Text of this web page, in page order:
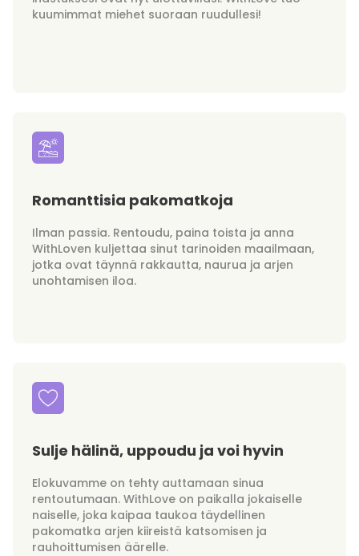
kuumimmat miehet suoraan ruudullesi!
Romanttisia pakomatkoja
Ilman passia. Rentoudu, paina toista ja anna
WithLoven kuljettaa sinut tarinoiden maailmaan,
jotka ovat täynnä rakkautta, naurua ja arjen
unohtamisen iloa.
Sulje hälinä, uppoudu ja voi hyvin
Elokuvamme on tehty auttamaan sinua
rentoutumaan. WithLove on paikalla jokaiselle
naiselle, joka kaipaa taukoa täydellinen
pakomatka arjen kiireistä katsomisen ja
rauhoittumisen äärelle.